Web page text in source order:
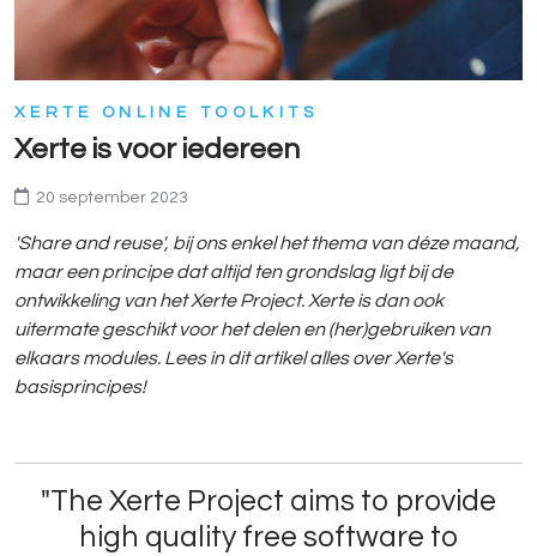
XERTE ONLINE TOOLKITS
Xerte is voor iedereen
20 september 2023
'Share and reuse', bij ons enkel het thema van déze maand,
maar een principe dat altijd ten grondslag ligt bij de
ontwikkeling van het Xerte Project. Xerte is dan ook
uitermate geschikt voor het delen en (her)gebruiken van
elkaars modules. Lees in dit artikel alles over Xerte's
basisprincipes!
"The Xerte Project aims to provide
high quality free software to